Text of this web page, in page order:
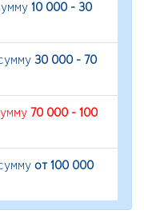
10 000 - 30
30 000 - 70
70 000 - 100
от 100 000